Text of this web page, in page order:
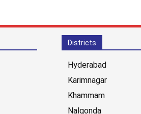
Districts
Hyderabad
Karimnagar
Khammam
Nalgonda